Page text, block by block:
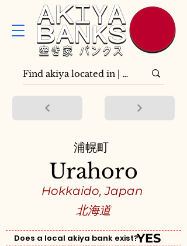
北海道
Does a local akiya bank exist?
Urahoro
Hokkaido, Japan
浦幌町
YES